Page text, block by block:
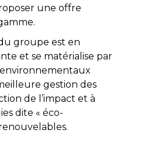
une offre
groupe est en
et se matérialise par
gestion des
de l’impact et à
dite « éco-